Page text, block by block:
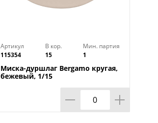
Артикул
115354
В кор.
15
Мин. партия
1
Миска-дуршлаг Bergamo кругая,
бежевый, 1/15